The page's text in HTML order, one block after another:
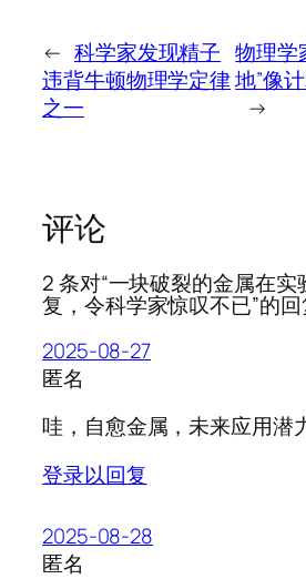
← 科学家发现精子
违背牛顿物理学定律
之一
物理学
地”像
→
评论
2 条对“一块破裂的金属在
复，令科学家惊叹不已”的回
2025-08-27
匿名
哇，自愈金属，未来应用潜
登录以回复
2025-08-28
匿名